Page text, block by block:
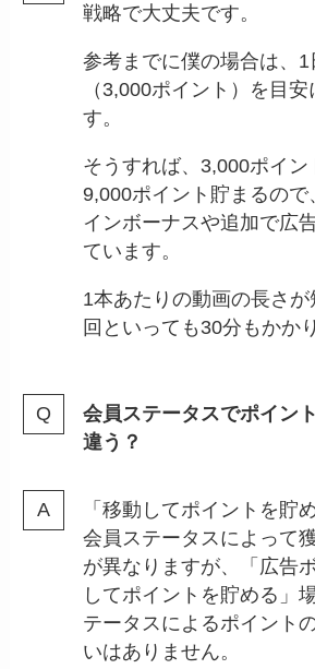
戦略で大丈夫です。
参考までに僕の場合は、1
（3,000ポイント）を目安
す。
そうすれば、3,000ポイン
9,000ポイント貯まるので
インボーナスや追加で広
ています。
1本あたりの動画の長さ
回といっても30分もかか
会員ステータスでポイン
違う？
「移動してポイントを貯
会員ステータスによって
が異なりますが、「広告
してポイントを貯める」
テータスによるポイント
いはありません。